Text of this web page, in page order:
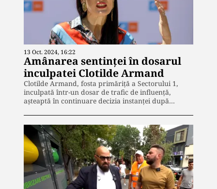
13 Oct. 2024, 16:22
Amânarea sentinței în dosarul
inculpatei Clotilde Armand
Clotilde Armand, fosta primăriță a Sectorului 1,
inculpată într-un dosar de trafic de influență,
așteaptă în continuare decizia instanței după…